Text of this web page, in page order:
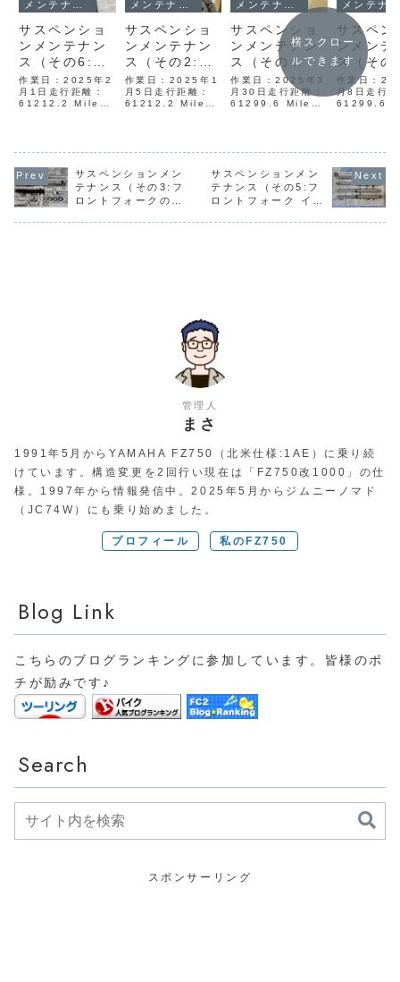
サスペンショ
ンメンテナン
ス（その6:フ
ロントフォー
ク アウターチ
ューブなどの
作業日：2025年2
月1日走行距離：
61212.2 Mile前
ーティングを依頼
しました。次はア
ウターチューブも
綺麗にします。ア
サスペンショ
ンメンテナン
ス（その2:一
人でサグ出
し）
作業日：2025年1
月5日走行距離：
61212.2 Mile今
ョンの今後の方針
について考えてお
りました。私の
FZ750の2025年
サスペンショ
ンメンテナン
ス（その
11:FZ750用
YSSリアサス
MX456-
作業日：2025年3
月30日走行距離：
61299.6 Mile私
OHLINS
YA5077です。既
に20年以上使用し
ております。そろ
サスペン
ンメンテ
ス（その
リアサス
YSS
作業日：
月8日走行
61299.6
858）は
延長エンド
用いること
横スクロー
ルできます
サスペンションメン
テナンス（その3:フ
ロントフォークのオ
サスペンションメン
テナンス（その5:フ
ロントフォーク イン
管理人
まさ
1991年5月からYAMAHA FZ750（北米仕様:1AE）に乗り続
けています。構造変更を2回行い現在は「FZ750改1000」の仕
様。1997年から情報発信中。2025年5月からジムニーノマド
（JC74W）にも乗り始めました。
プロフィール 私のFZ750
Blog Link
こちらのブログランキングに参加しています。皆様のポ
チが励みです♪
Search
スポンサーリング